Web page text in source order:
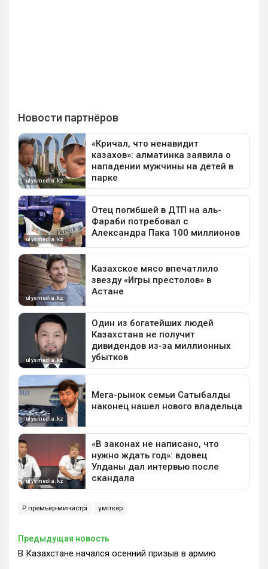
ҚР премьер-министрі үміткер
Предыдущая новость
В Казахстане начался осенний призыв в армию